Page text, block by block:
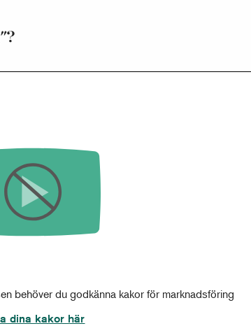
behöver du godkänna kakor för marknadsföring
dina kakor här